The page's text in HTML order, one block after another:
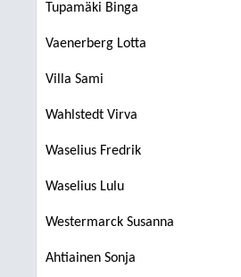
Tupamäki Binga
Vaenerberg Lotta
Villa Sami
Wahlstedt Virva
Waselius Fredrik
Waselius Lulu
Westermarck Susanna
Ahtiainen Sonja